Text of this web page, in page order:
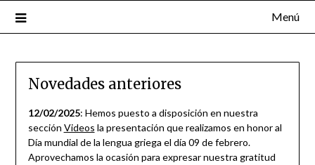
Menú
Novedades anteriores
12/02/2025: Hemos puesto a disposición en nuestra
sección Videos la presentación que realizamos en honor al
Día mundial de la lengua griega el día 09 de febrero.
Aprovechamos la ocasión para expresar nuestra gratitud